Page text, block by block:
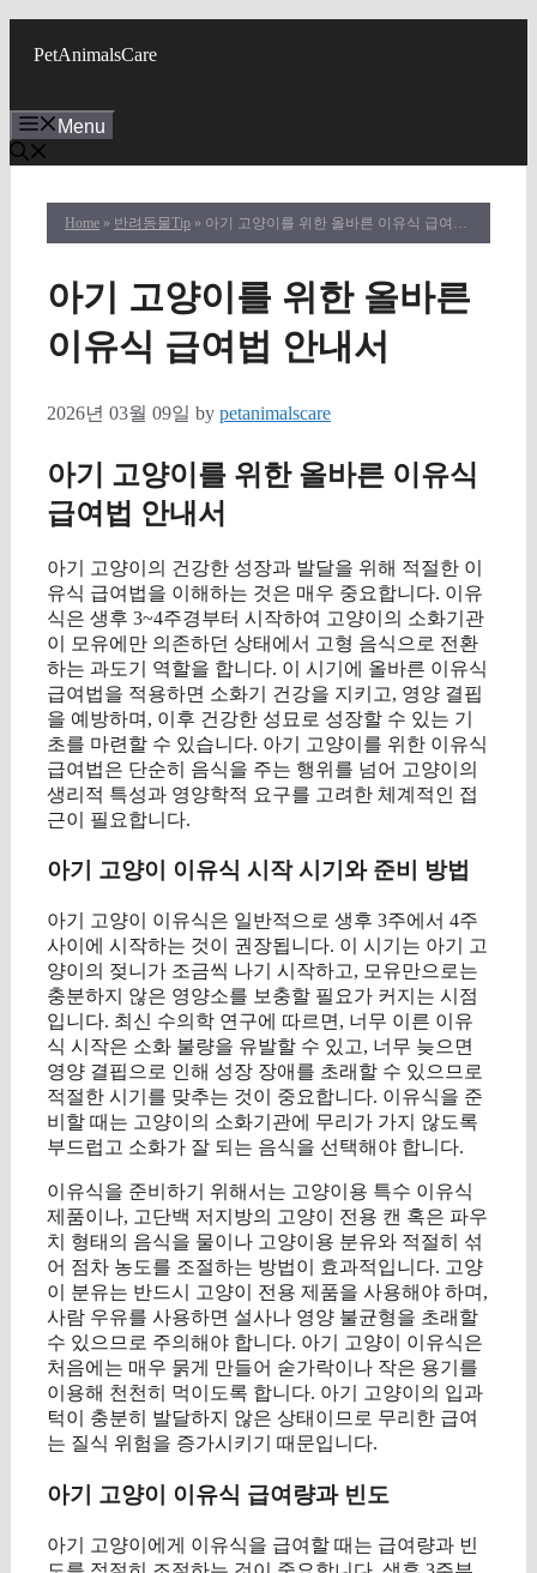
PetAnimalsCare
Menu
Home » 반려동물Tip » 아기 고양이를 위한 올바른 이유식 급여법 안내서
아기 고양이를 위한 올바른
이유식 급여법 안내서
2026년 03월 09일 by petanimalscare
아기 고양이를 위한 올바른 이유식
급여법 안내서
아기 고양이의 건강한 성장과 발달을 위해 적절한 이
유식 급여법을 이해하는 것은 매우 중요합니다. 이유
식은 생후 3~4주경부터 시작하여 고양이의 소화기관
이 모유에만 의존하던 상태에서 고형 음식으로 전환
하는 과도기 역할을 합니다. 이 시기에 올바른 이유식
급여법을 적용하면 소화기 건강을 지키고, 영양 결핍
을 예방하며, 이후 건강한 성묘로 성장할 수 있는 기
초를 마련할 수 있습니다. 아기 고양이를 위한 이유식
급여법은 단순히 음식을 주는 행위를 넘어 고양이의
생리적 특성과 영양학적 요구를 고려한 체계적인 접
근이 필요합니다.
아기 고양이 이유식 시작 시기와 준비 방법
아기 고양이 이유식은 일반적으로 생후 3주에서 4주
사이에 시작하는 것이 권장됩니다. 이 시기는 아기 고
양이의 젖니가 조금씩 나기 시작하고, 모유만으로는
충분하지 않은 영양소를 보충할 필요가 커지는 시점
입니다. 최신 수의학 연구에 따르면, 너무 이른 이유
식 시작은 소화 불량을 유발할 수 있고, 너무 늦으면
영양 결핍으로 인해 성장 장애를 초래할 수 있으므로
적절한 시기를 맞추는 것이 중요합니다. 이유식을 준
비할 때는 고양이의 소화기관에 무리가 가지 않도록
부드럽고 소화가 잘 되는 음식을 선택해야 합니다.
이유식을 준비하기 위해서는 고양이용 특수 이유식
제품이나, 고단백 저지방의 고양이 전용 캔 혹은 파우
치 형태의 음식을 물이나 고양이용 분유와 적절히 섞
어 점차 농도를 조절하는 방법이 효과적입니다. 고양
이 분유는 반드시 고양이 전용 제품을 사용해야 하며,
사람 우유를 사용하면 설사나 영양 불균형을 초래할
수 있으므로 주의해야 합니다. 아기 고양이 이유식은
처음에는 매우 묽게 만들어 숟가락이나 작은 용기를
이용해 천천히 먹이도록 합니다. 아기 고양이의 입과
턱이 충분히 발달하지 않은 상태이므로 무리한 급여
는 질식 위험을 증가시키기 때문입니다.
아기 고양이 이유식 급여량과 빈도
아기 고양이에게 이유식을 급여할 때는 급여량과 빈